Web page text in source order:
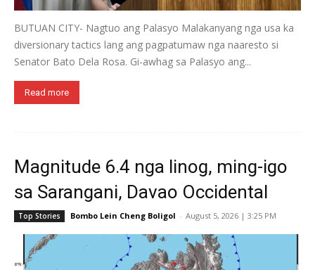
BUTUAN CITY- Nagtuo ang Palasyo Malakanyang nga usa ka
diversionary tactics lang ang pagpatumaw nga naaresto si
Senator Bato Dela Rosa. Gi-awhag sa Palasyo ang...
Read more
Magnitude 6.4 nga linog, ming-igo
sa Sarangani, Davao Occidental
Top Stories Bombo Lein Cheng Boligol - August 5, 2026 | 3:25 PM